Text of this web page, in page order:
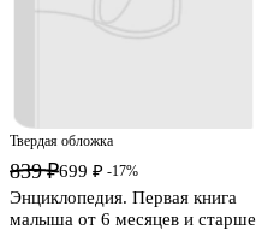
Твердая обложка
839 ₽699 ₽ -17%
Энциклопедия. Первая книга
малыша от 6 месяцев и старше